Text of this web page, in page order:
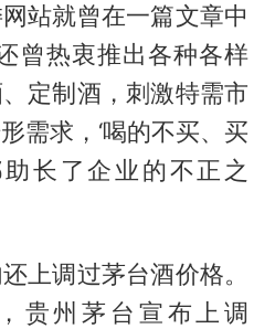
站就曾在一篇文章中
曾热衷推出各种各样
定制酒，刺激特需市
需求，‘喝的不买、买
长了企业的不正之
上调过茅台酒价格。
贵州茅台宣布上调